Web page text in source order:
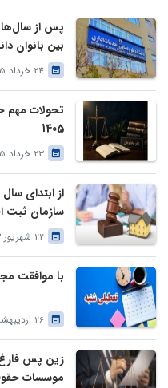
پس از سال‌ها
بین بانوان
24 خرداد 1405
1405
23 خرداد 1405
از ابتدای
سازمان ثبت
درخواست
22 شهریور 1403
با موافقت
26 اردیبهشت 1403
زین پس فارغ
موسسات